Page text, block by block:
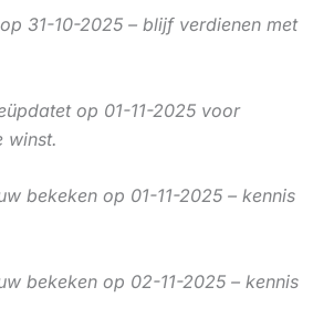
31-10-2025 – blijf verdienen met
op 01-11-2025 voor
winst.
bekeken op 01-11-2025 – kennis
bekeken op 02-11-2025 – kennis